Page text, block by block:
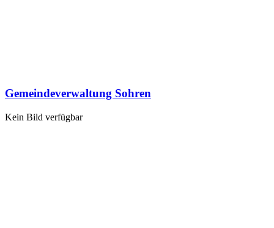
Gemeindeverwaltung Sohren
Kein Bild verfügbar